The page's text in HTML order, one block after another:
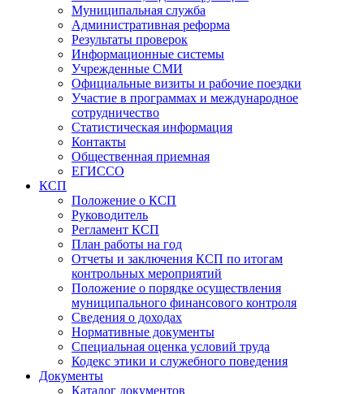
Муниципальная служба
Административная реформа
Результаты проверок
Информационные системы
Учрежденные СМИ
Официальные визиты и рабочие поездки
Участие в программах и международное
сотрудничество
Статистическая информация
Контакты
Общественная приемная
ЕГИССО
КСП
Положение о КСП
Руководитель
Регламент КСП
План работы на год
Отчеты и заключения КСП по итогам
контрольных мероприятий
Положение о порядке осуществления
муниципального финансового контроля
Сведения о доходах
Нормативные документы
Специальная оценка условий труда
Кодекс этики и служебного поведения
Документы
Каталог документов